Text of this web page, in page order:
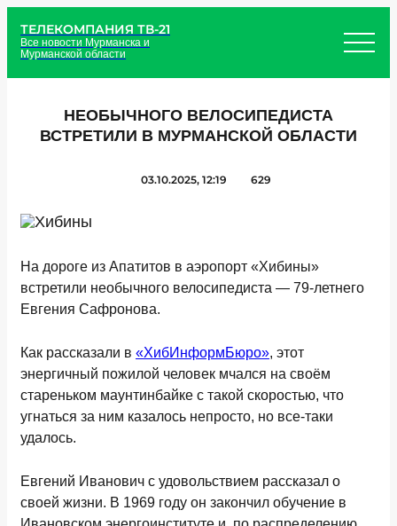
ТЕЛЕКОМПАНИЯ ТВ-21
Все новости Мурманска и
Мурманской области
НЕОБЫЧНОГО ВЕЛОСИПЕДИСТА
ВСТРЕТИЛИ В МУРМАНСКОЙ ОБЛАСТИ
03.10.2025, 12:19 629
На дороге из Апатитов в аэропорт «Хибины»
встретили необычного велосипедиста — 79-летнего
Евгения Сафронова.
Как рассказали в «ХибИнформБюро», этот
энергичный пожилой человек мчался на своём
стареньком маунтинбайке с такой скоростью, что
угнаться за ним казалось непросто, но все-таки
удалось.
Евгений Иванович с удовольствием рассказал о
своей жизни. В 1969 году он закончил обучение в